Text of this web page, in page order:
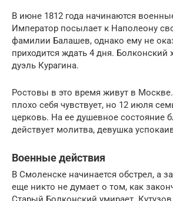
В июне 1812 года начинаются
Император посылает к Наполеону
фамилии Балашев, однако ему не
приходится ждать 4 дня. Болконский
дуэль Курагина.
Ростовы в это время живут в
плохо себя чувствует, но 12 июля
церковь. На ее душевное состояние
действует молитва, девушка
Военные действия
В Смоленске начинается обстрел, а
еще никто не думает о том, как